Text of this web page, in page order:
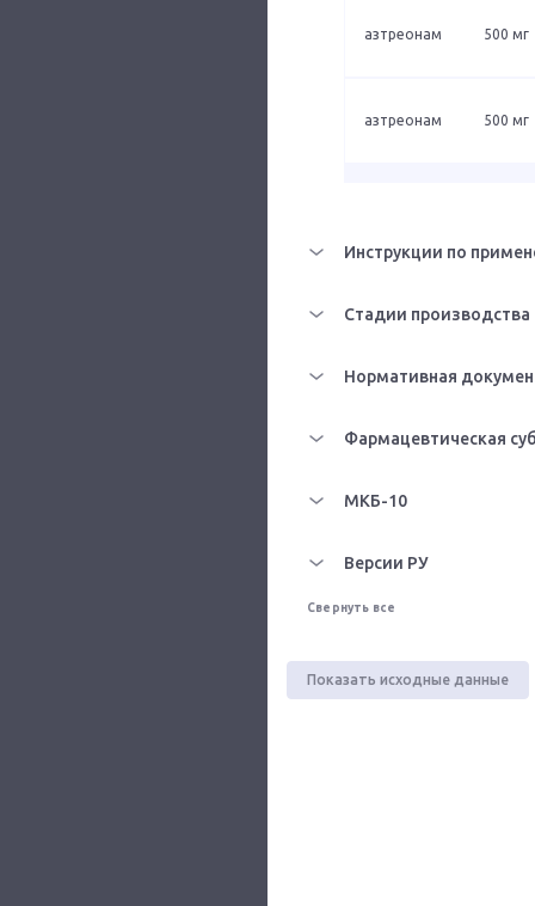
азтреонам 500 мг
азтреонам 500 мг
Инструкции по
Стадии производства
Нормативная
Фармацевтическая
МКБ-10
Версии РУ
Свернуть все
Показать исходные данные